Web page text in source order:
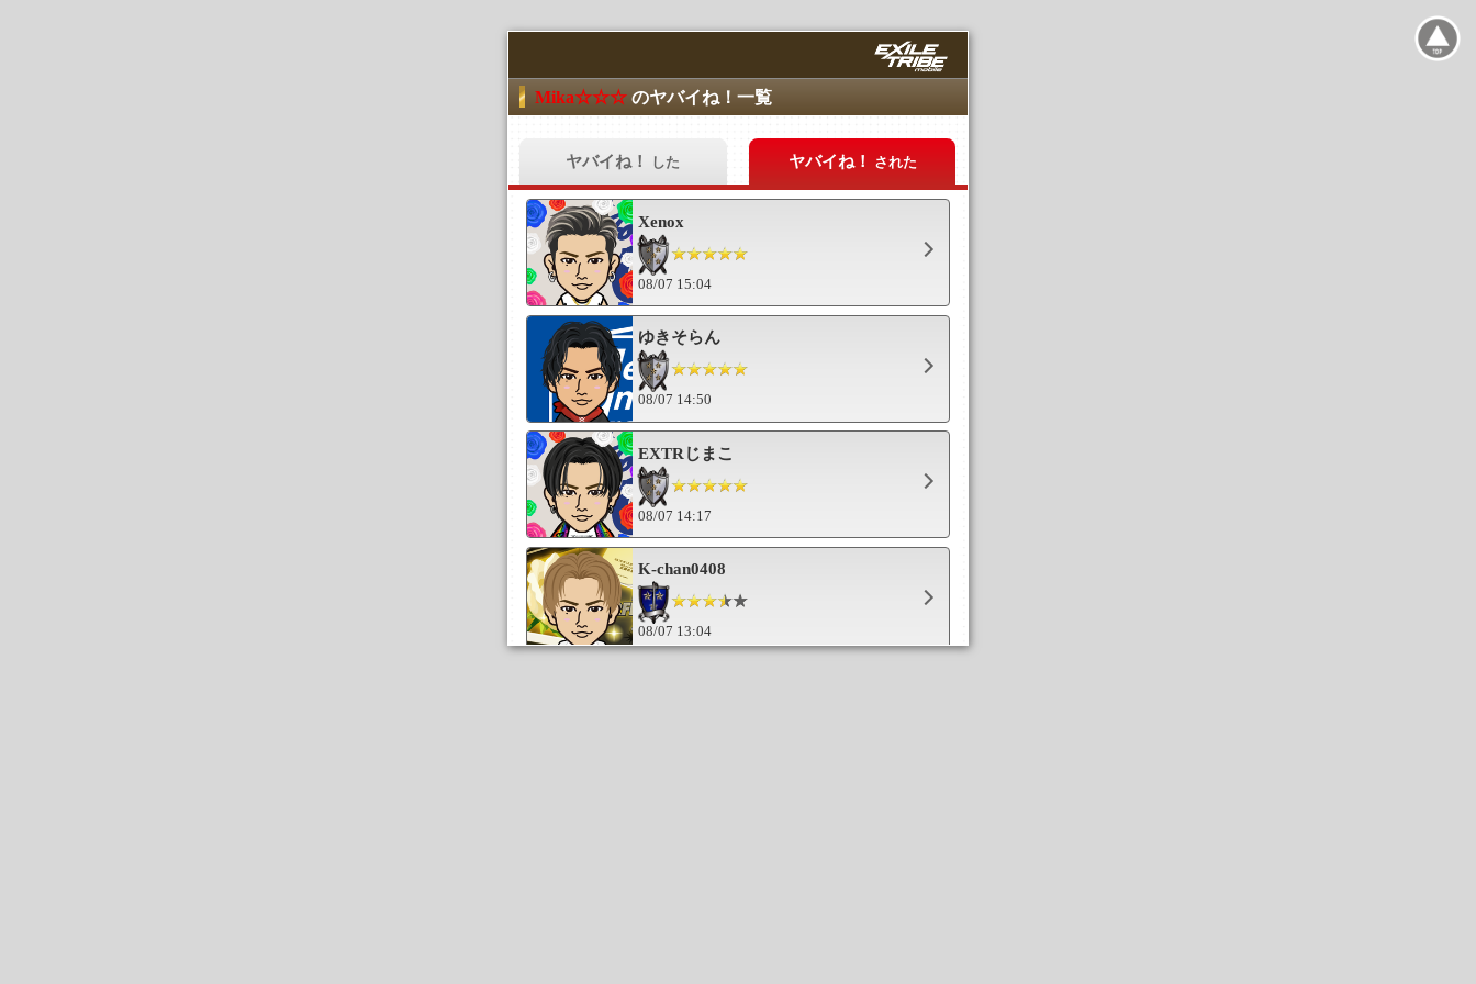
Mika☆☆☆ のヤバイね！一覧
ヤバイね！ した ヤバイね！ された
Xenox
08/07 15:04
ゆきそらん
08/07 14:50
EXTRじまこ
08/07 14:17
K-chan0408
08/07 13:04